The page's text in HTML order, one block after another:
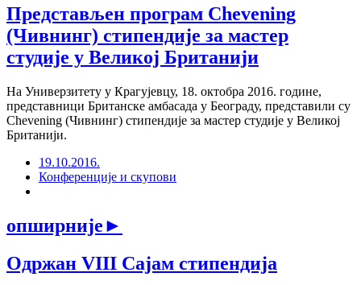
Представљен програм Chevening
(Чивнинг) стипендије за мастер
студије у Великој Британији
На Универзитету у Крагујевцу, 18. октобра 2016. године,
представници Британске амбасада у Београду, представили су
Chevening (Чивнинг) стипендије за мастер студије у Великој
Британији.
19.10.2016.
Конференције и скупови
опширније►
Одржан VIII Сајам стипендија